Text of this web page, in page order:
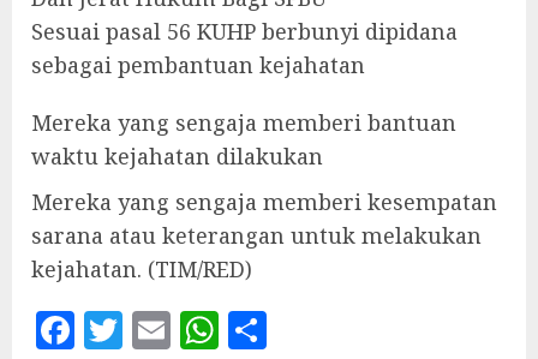
Sesuai pasal 56 KUHP berbunyi dipidana
sebagai pembantuan kejahatan
Mereka yang sengaja memberi bantuan
waktu kejahatan dilakukan
Mereka yang sengaja memberi kesempatan
sarana atau keterangan untuk melakukan
kejahatan. (TIM/RED)
Facebook
Twitter
EmailWhatsApp